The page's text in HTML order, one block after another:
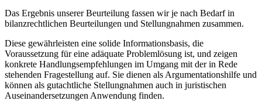
Das Ergebnis unserer Beurteilung fassen wir je nach Bedarf in
bilanzrechtlichen Beurteilungen und Stellungnahmen zusammen.
Diese gewährleisten eine solide Informationsbasis, die
Voraussetzung für eine adäquate Problemlösung ist, und zeigen
konkrete Handlungsempfehlungen im Umgang mit der in Rede
stehenden Fragestellung auf. Sie dienen als Argumentationshilfe und
können als gutachtliche Stellungnahmen auch in juristischen
Auseinandersetzungen Anwendung finden.